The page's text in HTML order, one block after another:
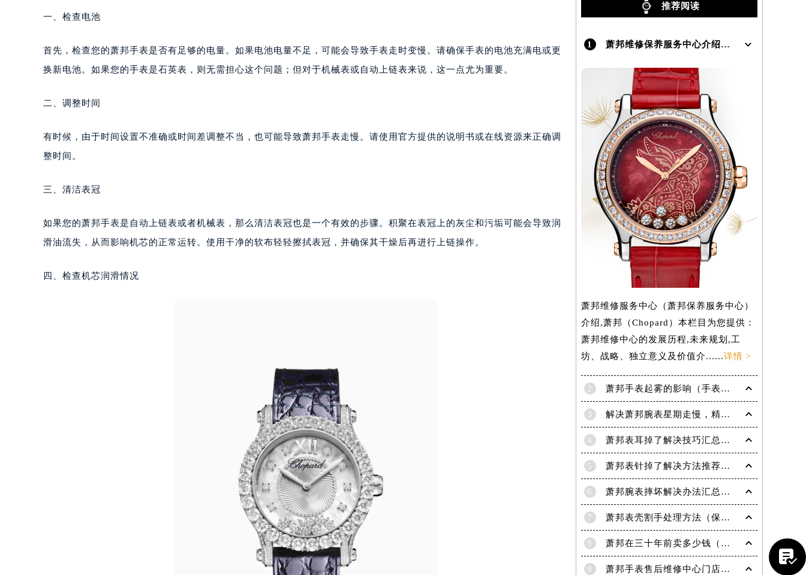
深圳市罗湖区深南东路5001号华润大厦写字楼17层1701室（需提前预约）
惠州市惠城区江北文昌一路7号华贸大厦写字楼1座30层05室（需提前预约）
重庆市江北区观音桥步行街2号融恒时代广场写字楼9层902室（需提前预约）
乌鲁木齐市天山区红山路26号时代广场（CCMALL）C座17层17-B（需提前预约）
温州市鹿城区锦绣路1067号置信广场10层1015室（需提前预约）
大连市中山区人民路15号国际金融大厦7层G室（需提前预约）
武汉市江汉区解放大道686号世界贸易大厦38层09室（需提前预约）
南宁市青秀区金湖路59号地王大厦12楼1224室（需提前预约）
合肥市蜀山区潜山路111号万象城华润大厦B座12楼03室（需提前预约）
泉州市丰泽区宝洲路729号浦西万达中心写字楼A座7楼709室（需提前预约）
青岛市南区山东路6号华润大厦B座22层04室（需提前预约）
烟台市芝罘区胜利路139号万达金融中心A座907室（需提前预约）
长春市朝阳区西安大路727号中银大厦A座(旺进大厦)18层09室（需提前预约）
贵阳市南明区都司高架桥路33号亨特国际金融中心14楼14D（需提前预约）
昆明市盘龙区北京路928号同德昆明广场写字楼10层06室（需提前预约）
石家庄市长安区中山东路39号勒泰中心写字楼B座13层07室（需提前预约）
西安市碑林区南关正街88号华侨城长安国际中心E座6楼10室（需提前预约）
海口市龙华区金贸东路5号海口华润大厦B座17层1707室（需提前预约）
一、检查电池
首先，检查您的萧邦手表是否有足够的电量。如果电池电量不足，可能会导致手表走时变慢。请确保手表的电池充满电或更
换新电池。如果您的手表是石英表，则无需担心这个问题；但对于机械表或自动上链表来说，这一点尤为重要。
二、调整时间
有时候，由于时间设置不准确或时间差调整不当，也可能导致萧邦手表走慢。请使用官方提供的说明书或在线资源来正确调
整时间。
三、清洁表冠
如果您的萧邦手表是自动上链表或者机械表，那么清洁表冠也是一个有效的步骤。积聚在表冠上的灰尘和污垢可能会导致润
滑油流失，从而影响机芯的正常运转。使用干净的软布轻轻擦拭表冠，并确保其干燥后再进行上链操作。
四、检查机芯润滑情况
推荐阅读
1 萧邦维修保养服务中心介绍 | Chopard
萧邦维修服务中心（萧邦保养服务中心）
介绍,萧邦（Chopard）本栏目为您提供：
萧邦维修中心的发展历程,未来规划,工
坊、战略、独立意义及价值介......详情 >
2 萧邦手表起雾的影响（手表起雾维护建议）
3 解决萧邦腕表星期走慢，精准调校秘籍在这里
4 萧邦表耳掉了解决技巧汇总（轻松修复爱表的小妙招）
5 萧邦表针掉了解决方法推荐（轻松修复你的爱表）
6 萧邦腕表摔坏解决办法汇总（专业修复与日常保养技巧）
7 萧邦表壳割手处理方法（保养与修复技巧指南）
8 萧邦在三十年前卖多少钱（名表价格变迁的历史洞察）
9 萧邦手表售后维修中心门店地址
